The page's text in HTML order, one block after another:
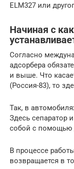
ELM327 или
Начиная с
Согласно
адсорбера
и выше. Что
(Россия-83), то
Так, в
Здесь сепаратор
собой с помощью
В процессе
возвращается в